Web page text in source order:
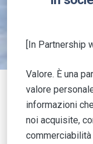
[In Partnership
Valore. È una
valore
informazioni
noi acquisite,